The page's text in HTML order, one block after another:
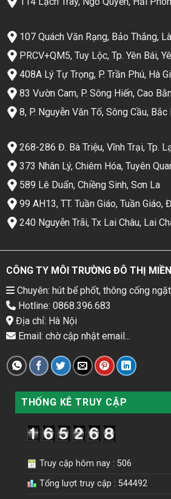
107 Quách Văn Rạng, Bảo Thắng,
PRCV+QM5, Tuy Lộc, Tp. Yên Bái,
408A Lý Tự Trọng, P. Trần Phú, Hà
83 Vườn Cam, P. Sông Hiến, Cao
8, P. Nguyễn Văn Tố, Sông Cầu, Bắc
268-286 Đ. Bà Triệu, Vĩnh Trại, Tp.
373 Nhân Lý, Chiêm Hóa, Tuyên
589 Lê Duẩn, Chiềng Sinh, Sơn La
99 AH13, TT. Tuần Giáo, Tuần Giáo,
240 Nguyễn Trãi, Tx Lai Châu, Lai
CÔNG TY MÔI TRƯỜNG ĐÔ THỊ
Chuyên: hút bể phốt, thông cống
Hotline: 0868.396.683
Địa chỉ: Hà Nội
Email: chờ cập nhật email...
THỐNG KÊ TRUY CẬP
Truy cập hôm nay : 506
Tổng lượt truy cập : 544492